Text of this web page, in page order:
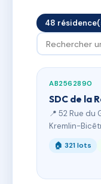
48
AB2562890
SDC de la
📍 52 Rue du
Kremlin-
🏠 321 lots